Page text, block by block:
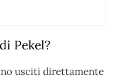
Pekel?
usciti direttamente